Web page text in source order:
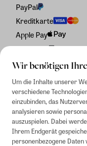
Wir benötigen
Um die Inhalte unserer
verschiedene
einzubinden, das
analysieren sowie
auszuspielen. Dabei
Ihrem Endgerät
personenbezogene Daten
PayPal
Kreditkarte
Apple Pay
Rechnung